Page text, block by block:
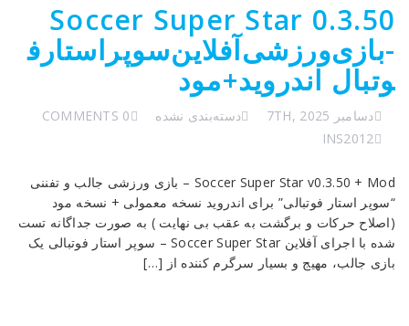
Soccer Super Star 0.3.50
-بازی‌ورزشی‌آفلاین‌سوپراستار‌ف
وتبال‌ اندروید+مود
دسامبر 7TH, 2025 دسته‌بندی نشده
0 COMMENTS
INS2012
Soccer Super Star v0.3.50 + Mod – بازی ورزشی جالب و تفننی
“سوپر استار فوتبالی” برای اندروید نسخه معمولی + نسخه مود
(اصلاح حرکات و برگشت به عقب بی نهایت ) به صورت جداگانه تست
شده با اجرای آفلاین Soccer Super Star – سوپر استار فوتبالی یک
بازی جالب، مهیج و بسیار سرگرم کننده از […]